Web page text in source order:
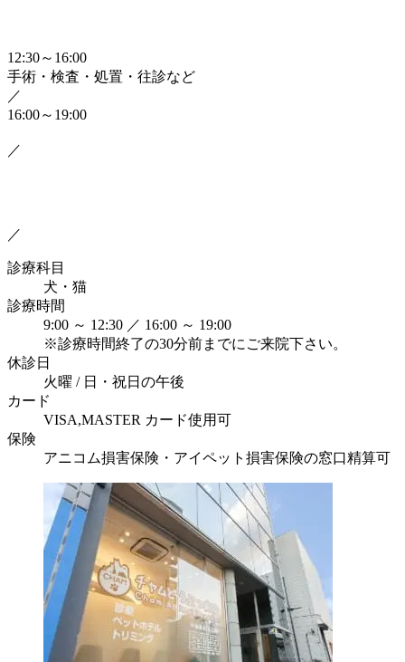
12:30～16:00
手術・検査・処置・往診など
／
16:00～19:00
／
／
診療科目
犬・猫
診療時間
9:00 ～ 12:30 ／ 16:00 ～ 19:00
※診療時間終了の30分前までにご来院下さい。
休診日
火曜 / 日・祝日の午後
カード
VISA,MASTER カード使用可
保険
アニコム損害保険・アイペット損害保険の窓口精算可